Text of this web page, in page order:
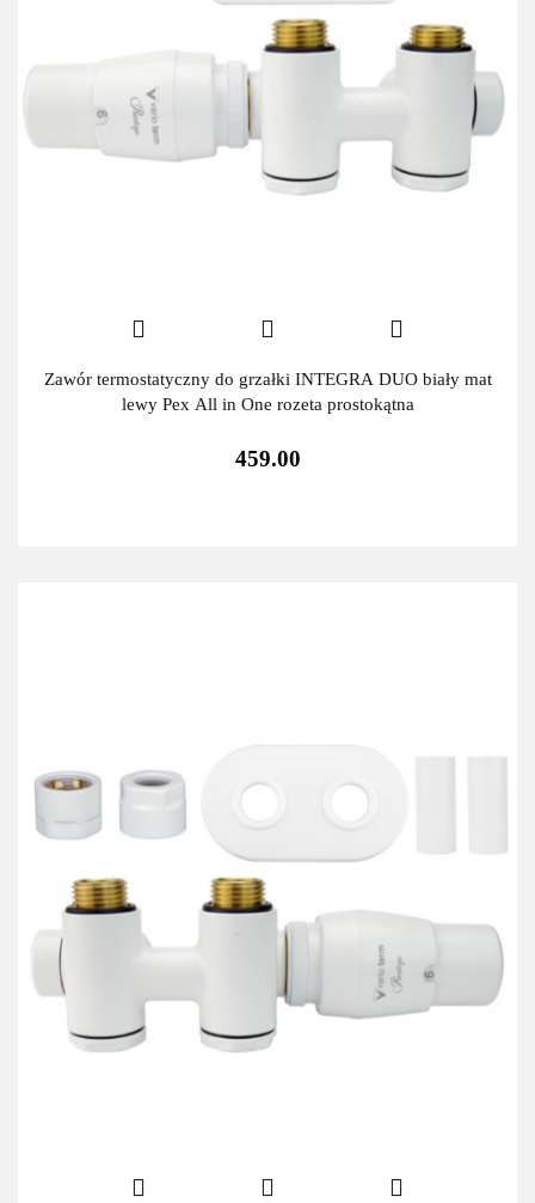
Zawór termostatyczny do grzałki INTEGRA DUO biały mat
lewy Pex All in One rozeta prostokątna
459.00